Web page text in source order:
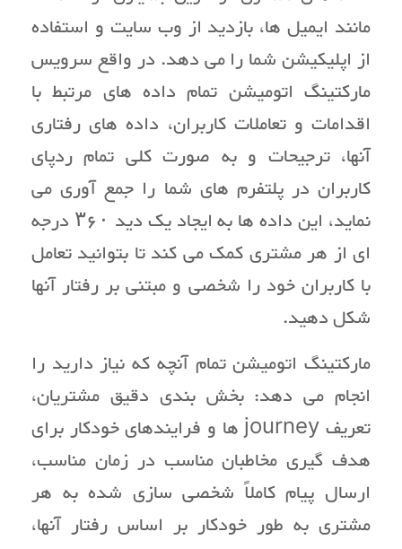
مانند ایمیل ها، بازدید از وب سایت و استفاده
از اپلیکیشن شما را می دهد. در واقع سرویس
مارکتینگ اتومیشن تمام داده های مرتبط با
اقدامات و تعاملات کاربران، داده های رفتاری
آنها، ترجیحات و به صورت کلی تمام ردپای
کاربران در پلتفرم های شما را جمع آوری می
نماید، این داده ها به ایجاد یک دید ۳۶۰ درجه
ای از هر مشتری کمک می کند تا بتوانید تعامل
با کاربران خود را شخصی و مبتنی بر رفتار آنها
شکل دهید.
مارکتینگ اتومیشن تمام آنچه که نیاز دارید را
انجام می دهد: بخش بندی دقیق مشتریان،
تعریف journey ها و فرایندهای خودکار برای
هدف گیری مخاطبان مناسب در زمان مناسب،
ارسال پیام کاملاً شخصی سازی شده به هر
مشتری به طور خودکار بر اساس رفتار آنها،